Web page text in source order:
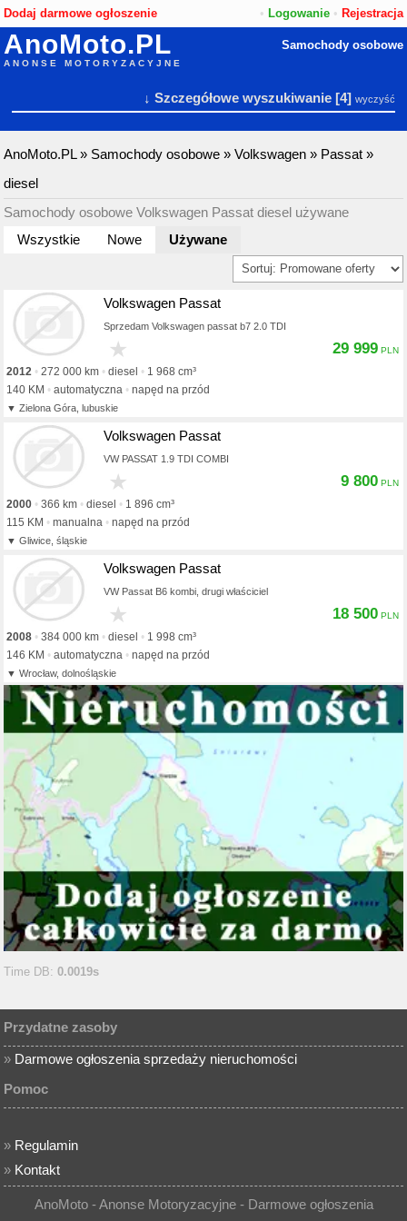
Dodaj darmowe ogłoszenie • Logowanie• Rejestracja
AnoMoto.PL
ANONSE MOTORYZACYJNE
Samochody osobowe
↓ Szczegółowe wyszukiwanie[4] wyczyść
AnoMoto.PL» Samochody osobowe »Volkswagen » Passat »
diesel
Samochody osobowe Volkswagen Passat diesel używane
Wszystkie
Nowe Używane
Volkswagen Passat
Sprzedam Volkswagen passat b7 2.0 TDI
2012 272 000 km diesel
1 968 cm³
140 KM
automatyczna napęd na przód
Zielona Góra, lubuskie
29 999
Volkswagen Passat
VW PASSAT 1.9 TDI COMBI
2000 366 km diesel
1 896 cm³
115 KM
manualna napęd na przód
Gliwice, śląskie
9 800
Volkswagen Passat
VW Passat B6 kombi, drugi właściciel
2008 384 000 km diesel
1 998 cm³
146 KM
automatyczna napęd na przód
Wrocław, dolnośląskie
18 500
Time DB:0.0019s
Przydatne zasoby
» Darmowe ogłoszenia sprzedaży nieruchomości
Pomoc
» Regulamin
» Kontakt
AnoMoto - Anonse Motoryzacyjne - Darmowe ogłoszenia